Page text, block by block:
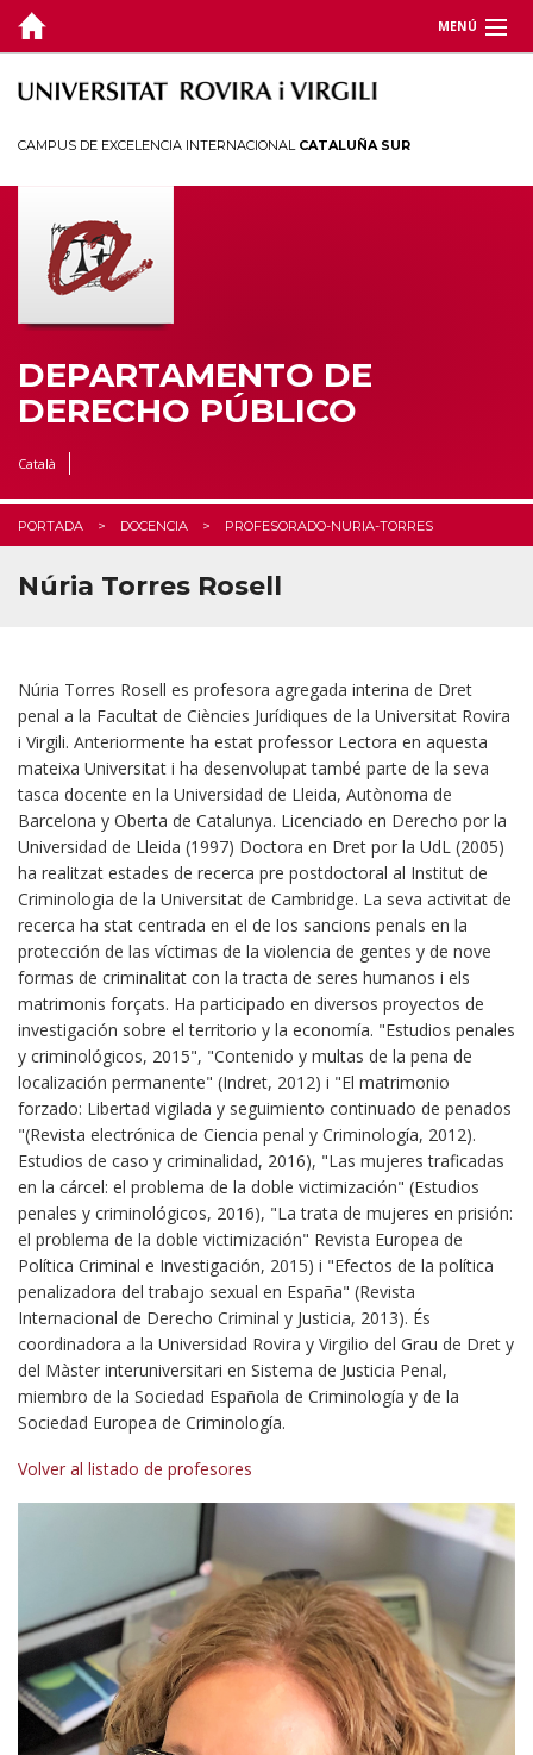
MENÚ
DEPARTAMENTO
Másters
Doctorado
CEDAT
ESTUDIANTES
CAMPUS DE EXCELENCIA INTERNACIONAL CATALUÑA SUR
DEPARTAMENTO DE
DERECHO PÚBLICO
Català
PORTADA DOCENCIA PROFESORADO-NURIA-TORRES
Núria Torres Rosell
Núria Torres Rosell es profesora agregada interina de Dret
penal a la Facultat de Ciències Jurídiques de la Universitat Rovira
i Virgili. Anteriormente ha estat professor Lectora en aquesta
mateixa Universitat i ha desenvolupat també parte de la seva
tasca docente en la Universidad de Lleida, Autònoma de
Barcelona y Oberta de Catalunya. Licenciado en Derecho por la
Universidad de Lleida (1997) Doctora en Dret por la UdL (2005)
ha realitzat estades de recerca pre postdoctoral al Institut de
Criminologia de la Universitat de Cambridge. La seva activitat de
recerca ha stat centrada en el de los sancions penals en la
protección de las víctimas de la violencia de gentes y de nove
formas de criminalitat con la tracta de seres humanos i els
matrimonis forçats. Ha participado en diversos proyectos de
investigación sobre el territorio y la economía. "Estudios penales
y criminológicos, 2015", "Contenido y multas de la pena de
localización permanente" (Indret, 2012) i "El matrimonio
forzado: Libertad vigilada y seguimiento continuado de penados
"(Revista electrónica de Ciencia penal y Criminología, 2012).
Estudios de caso y criminalidad, 2016), "Las mujeres traficadas
en la cárcel: el problema de la doble victimización" (Estudios
penales y criminológicos, 2016), "La trata de mujeres en prisión:
el problema de la doble victimización" Revista Europea de
Política Criminal e Investigación, 2015) i "Efectos de la política
penalizadora del trabajo sexual en España" (Revista
Internacional de Derecho Criminal y Justicia, 2013). És
coordinadora a la Universidad Rovira y Virgilio del Grau de Dret y
del Màster interuniversitari en Sistema de Justicia Penal,
miembro de la Sociedad Española de Criminología y de la
Sociedad Europea de Criminología.
Volver al listado de profesores